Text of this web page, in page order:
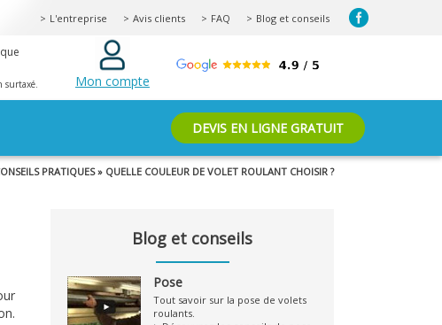
L'entreprise Avis clients FAQ Blog et conseils
surtaxé. Mon compte
DEVIS EN LIGNE GRATUIT
PRATIQUES » QUELLE COULEUR DE VOLET ROULANT CHOISIR ?
Blog et conseils
Pose
Tout savoir sur la pose de volets
roulants.